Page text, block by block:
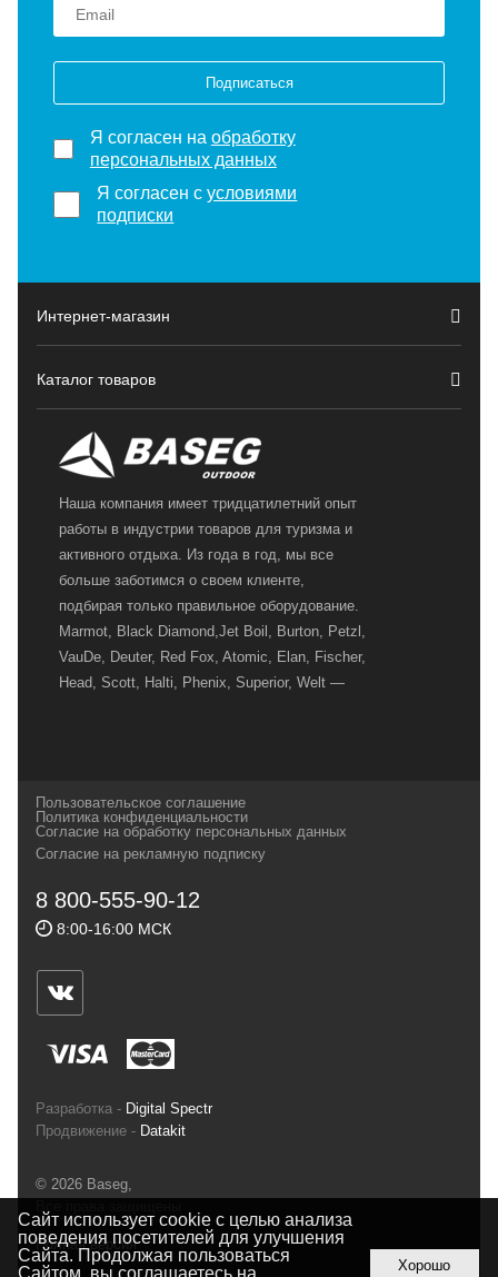
Подписаться
Я согласен на обработку
персональных данных
Я согласен сусловиями
подписки
Интернет-магазин
Каталог товаров
Наша компания имеет тридцатилетний опыт
работы в индустрии товаров для туризма и
активного отдыха. Из года в год, мы все
больше заботимся о своем клиенте,
подбирая только правильное оборудование.
Marmot, Black Diamond,Jet Boil, Burton, Petzl,
VauDe, Deuter, Red Fox, Atomic, Elan, Fischer,
Head, Scott, Halti, Phenix, Superior, Welt —
и взыскательных путешественников,
спортсменов и отдыхающих.
Геннадьевич
ИНН 590300057023 ОГРН 304590319000121
ул.Советская, 25, магазин Басег.
Тел./факс (342) 2101242
Пользовательское соглашение
Политика конфиденциальности
Согласие на обработку персональных данных
Согласие на рекламную подписку
8 800-555-90-12
8:00-16:00 МСК
Разработка - Digital Spectr
Продвижение - Datakit
© 2026 Baseg,
Полная версия
Сайт использует cookie с целью анализа
поведения посетителей для улучшения
Сайта. Продолжая пользоваться
Сайтом, вы соглашаетесь на
Хорошо